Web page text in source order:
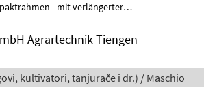
- mit verlängerter
Agrartechnik Tiengen
kultivatori, tanjurače i dr.) / Maschio